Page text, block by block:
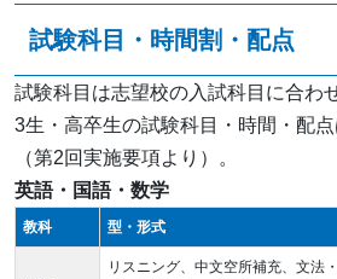
試験科目・時間割・配点
試験科目は志望校の入試科目に合わ
3生・高卒生の試験科目・時間・配
（第2回実施要項より）。
英語・国語・数学
教科 型・形式
リスニング、中文空所補充、文法